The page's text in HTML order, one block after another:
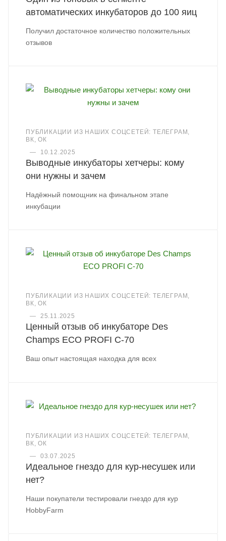
автоматических инкубаторов до 100 яиц
Получил достаточное количество положительных
отзывов
ПУБЛИКАЦИИ ИЗ НАШИХ СОЦСЕТЕЙ: ТЕЛЕГРАМ,
ВК, ОК
—
10.12.2025
Выводные инкубаторы хетчеры: кому
они нужны и зачем
Надёжный помощник на финальном этапе
инкубации
ПУБЛИКАЦИИ ИЗ НАШИХ СОЦСЕТЕЙ: ТЕЛЕГРАМ,
ВК, ОК
—
25.11.2025
Ценный отзыв об инкубаторе Des
Champs ECO PROFI C-70
Ваш опыт настоящая находка для всех
ПУБЛИКАЦИИ ИЗ НАШИХ СОЦСЕТЕЙ: ТЕЛЕГРАМ,
ВК, ОК
—
03.07.2025
Идеальное гнездо для кур-несушек или
нет?
Наши покупатели тестировали гнездо для кур
HobbyFarm